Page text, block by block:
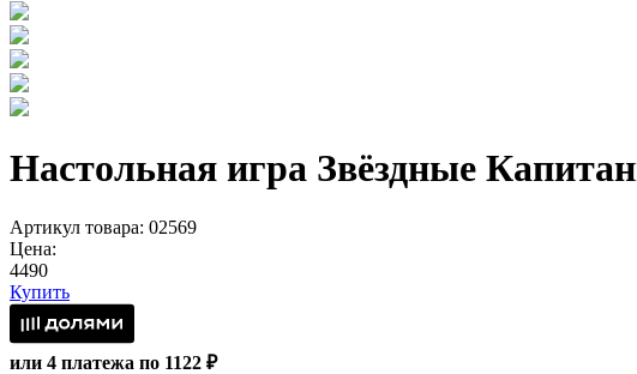
Настольная игра Звёздные
Артикул товара: 02569
Цена:
4490
Купить
или 4 платежа по 1122 ₽